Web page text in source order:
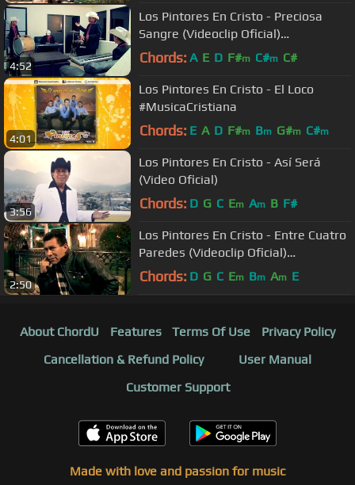
4:52
Los Pintores En Cristo - Preciosa
Sangre (Videoclip Oficial)
#MusicaCristiana
Chords: A E D F#m C#m C#
4:01
Los Pintores En Cristo - El Loco
#MusicaCristiana
Chords: E A D F#m Bm G#m C#m
3:56
Los Pintores En Cristo - Así Será
(Video Oficial)
Chords: D G C Em Am B F#
2:50
Los Pintores En Cristo - Entre Cuatro
Paredes (Videoclip Oficial)
#MusicaCristiana
Chords: D G C Em Bm Am E
About ChordU Features Terms Of Use
Privacy Policy
Cancellation & Refund Policy
User Manual
Customer Support
Made with love and passion for music